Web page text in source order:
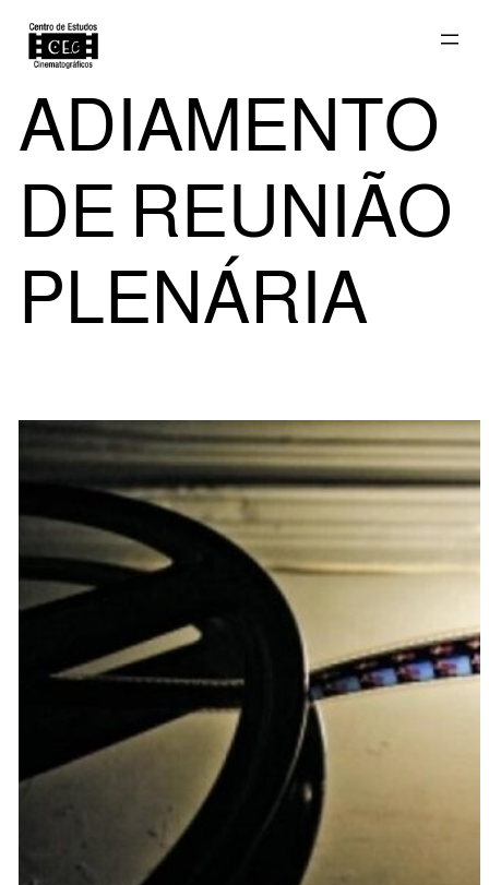
Saltar
para
o
conteúdo
ADIAMENTO
DE REUNIÃO
PLENÁRIA